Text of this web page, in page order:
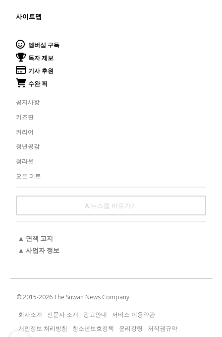
사이트맵
멤버십 구독
독자 제보
기사 후원
수완 픽
공지사항
키즈판
커리어
청년공감
청라온
오픈 미트
AI뉴스랩 바로가기
▲ 면책 고지
▲ 사업자 정보
© 2015-2026The Suwan News Company.
회사소개 신문사 소개 광고안내
서비스 이용약관
개인정보 처리방침
청소년보호정책 윤리강령 저작권규약